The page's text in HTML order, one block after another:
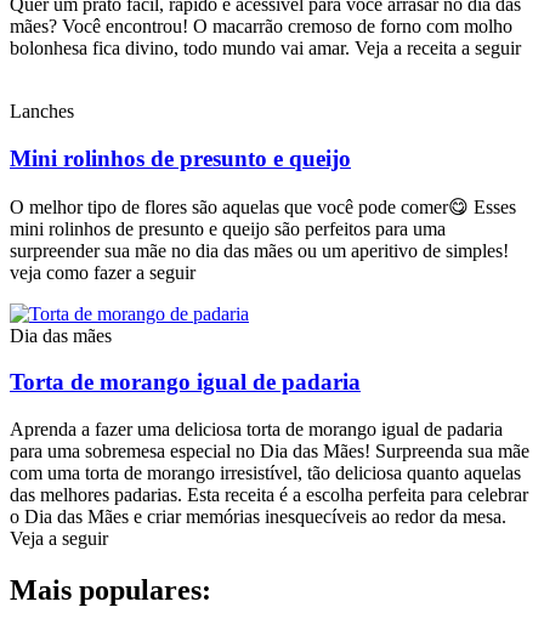
Quer um prato fácil, rápido e acessível para você arrasar no dia das
mães? Você encontrou! O macarrão cremoso de forno com molho
bolonhesa fica divino, todo mundo vai amar. Veja a receita a seguir
Lanches
Mini rolinhos de presunto e queijo
O melhor tipo de flores são aquelas que você pode comer😋 Esses
mini rolinhos de presunto e queijo são perfeitos para uma
surpreender sua mãe no dia das mães ou um aperitivo de simples!
veja como fazer a seguir
Dia das mães
Torta de morango igual de padaria
Aprenda a fazer uma deliciosa torta de morango igual de padaria
para uma sobremesa especial no Dia das Mães! Surpreenda sua mãe
com uma torta de morango irresistível, tão deliciosa quanto aquelas
das melhores padarias. Esta receita é a escolha perfeita para celebrar
o Dia das Mães e criar memórias inesquecíveis ao redor da mesa.
Veja a seguir
Mais populares: